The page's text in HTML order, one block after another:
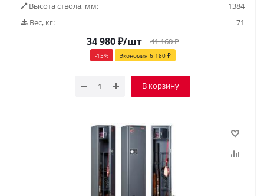
Высота ствола, мм:
1384
Вес, кг:
71
34 980₽/шт 41 160₽
-15% Экономия 6 180₽
В корзину